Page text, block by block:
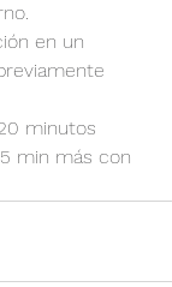
en un
minutos
min más con